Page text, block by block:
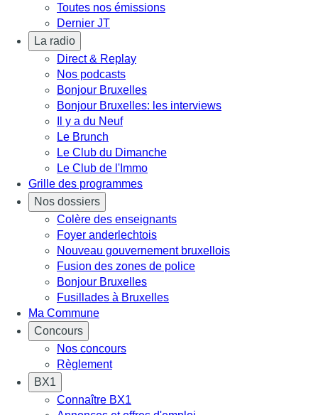
Toutes nos émissions
Dernier JT
La radio
Direct & Replay
Nos podcasts
Bonjour Bruxelles
Bonjour Bruxelles: les interviews
Il y a du Neuf
Le Brunch
Le Club du Dimanche
Le Club de l'Immo
Grille des programmes
Nos dossiers
Colère des enseignants
Foyer anderlechtois
Nouveau gouvernement bruxellois
Fusion des zones de police
Bonjour Bruxelles
Fusillades à Bruxelles
Ma Commune
Concours
Nos concours
Règlement
BX1
Connaître BX1